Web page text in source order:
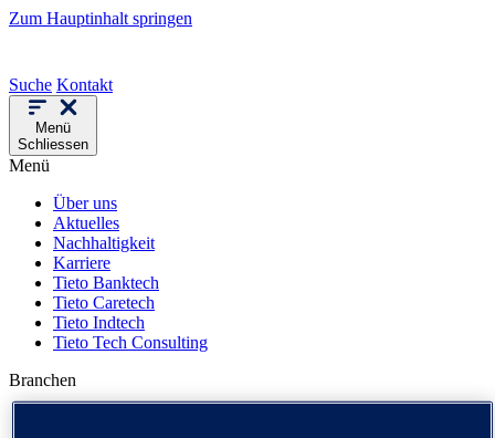
Zum Hauptinhalt springen
Suche Kontakt
Menü
Schliessen
Menü
Über uns
Aktuelles
Nachhaltigkeit
Karriere
Tieto Banktech
Tieto Caretech
Tieto Indtech
Tieto Tech Consulting
Branchen